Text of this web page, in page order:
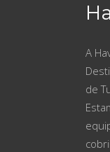
A
de